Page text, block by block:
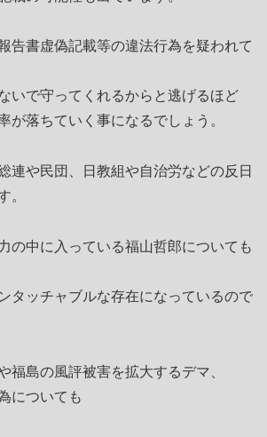
告書虚偽記載等の違法行為を疑われて
いで守ってくれるからと逃げるほど
が落ちていく事になるでしょう。
連や民団、日教組や自治労などの反日
。
の中に入っている福山哲郎についても
タッチャブルな存在になっているので
福島の風評被害を拡大するデマ、
についても